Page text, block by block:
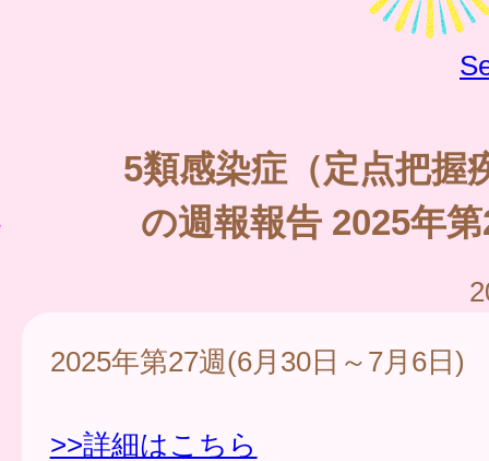
5類感染症（定点把握
の週報報告 2025年
2025年第27週(6月30日～7月6日)
>>詳細はこちら